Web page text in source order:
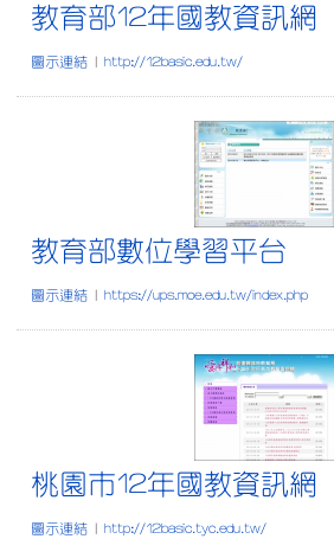
教育部12年國教資訊網
圖示連結 | http://12basic.edu.tw/
教育部數位學習平台
圖示連結 | https://ups.moe.edu.tw/index.php
桃園市12年國教資訊網
圖示連結 | http://12basic.tyc.edu.tw/